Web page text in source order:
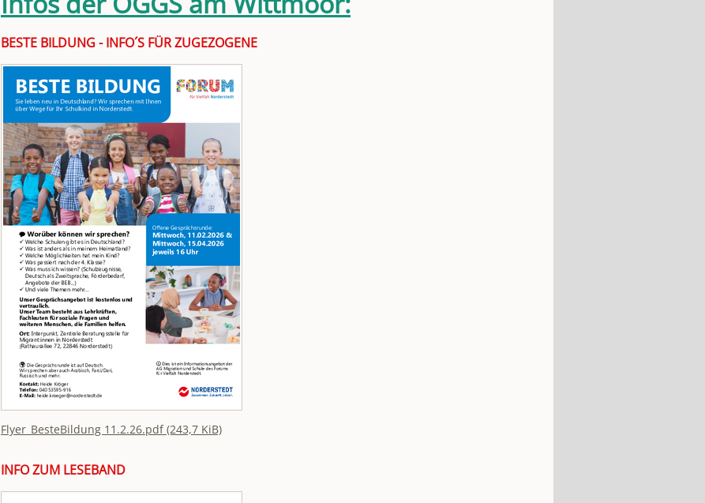
BESTE BILDUNG - INFO´S FÜR ZUGEZOGENE
Flyer_BesteBildung 11.2.26.pdf(243,7 KiB)
INFO ZUM LESEBAND